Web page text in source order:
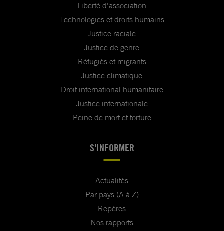
Liberté d'association
Technologies et droits humains
Justice raciale
Justice de genre
Réfugiés et migrants
Justice climatique
Droit international humanitaire
Justice internationale
Peine de mort et torture
S'INFORMER
Actualités
Par pays (A à Z)
Repères
Nos rapports